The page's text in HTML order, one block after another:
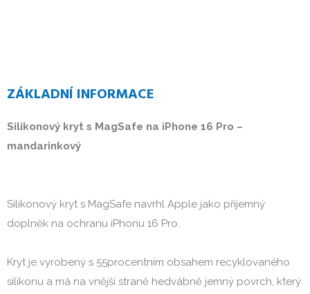
ZÁKLADNÍ INFORMACE
Silikonový kryt s MagSafe na iPhone 16 Pro –
mandarinkový
Silikonový kryt s MagSafe navrhl Apple jako příjemný
doplněk na ochranu iPhonu 16 Pro.
Kryt je vyrobený s 55procentním obsahem recyklovaného
silikonu a má na vnější straně hedvábně jemný povrch, který